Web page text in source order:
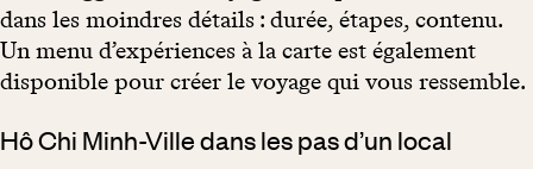
dans les moindres détails : durée, étapes, contenu.
Un menu d’expériences à la carte est également
disponible pour créer le voyage qui vous ressemble.
Hô Chi Minh-Ville dans les pas d’un local